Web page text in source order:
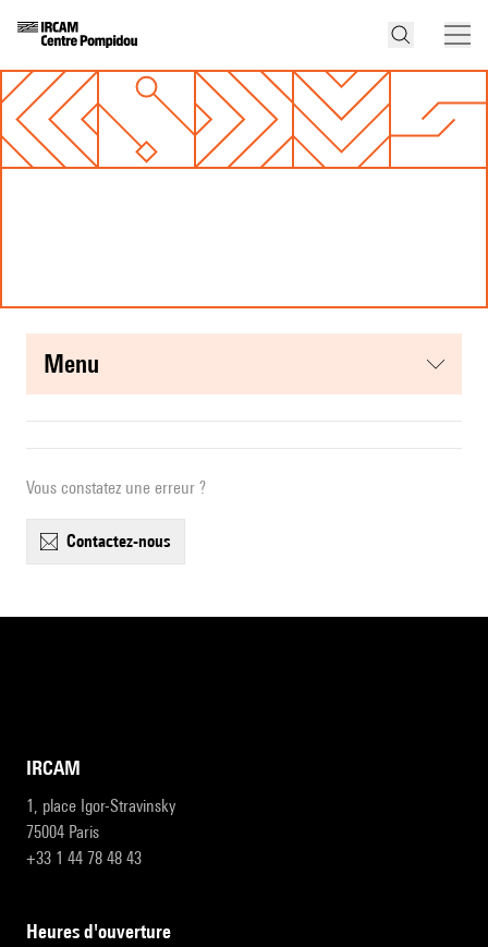
menu
Vous constatez une erreur ?
contactez-nous
IRCAM
1, place Igor-Stravinsky
75004 Paris
+33 1 44 78 48 43
heures d'ouverture